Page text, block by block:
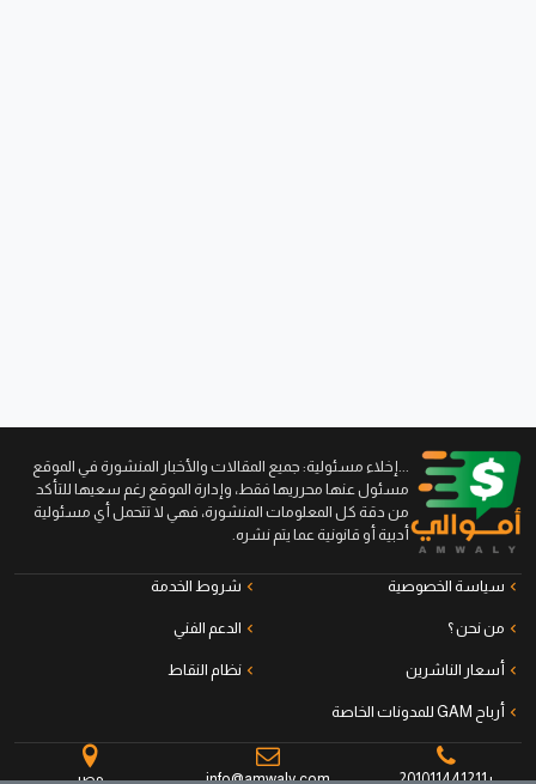
...إخلاء مسئولية: جميع المقالات والأخبار المنشورة في الموقع
مسئول عنها محرريها فقط، وإدارة الموقع رغم سعيها للتأكد
من دقة كل المعلومات المنشورة، فهي لا تتحمل أي مسئولية
أدبية أو قانونية عما يتم نشره.
سياسة الخصوصية شروط الخدمة
من نحن ؟ الدعم الفني
أسعار الناشرين نظام النقاط
أرباح GAM للمدونات الخاصة
+201011441211
info@amwaly.com مصر